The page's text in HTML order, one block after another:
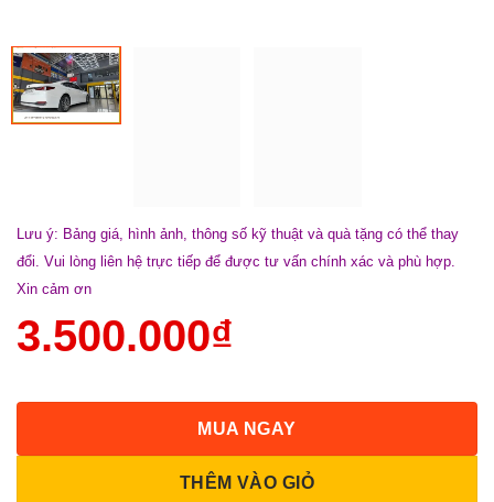
Lưu ý: Bảng giá, hình ảnh, thông số kỹ thuật và quà tặng có thể thay
đổi. Vui lòng liên hệ trực tiếp để được tư vấn chính xác và phù hợp.
Xin cảm ơn
3.500.000₫
THÊM VÀO GIỎ
MUA NGAY